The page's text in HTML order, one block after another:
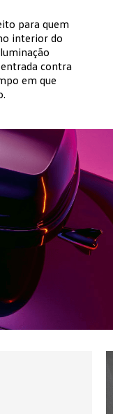
para quem
interior do
contra
em que